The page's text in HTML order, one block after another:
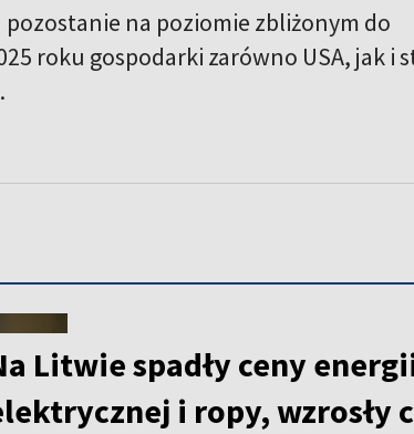
na poziomie zbliżonym do
roku gospodarki zarówno USA, jak i
Litwie spadły ceny
i ropy, wzrosły